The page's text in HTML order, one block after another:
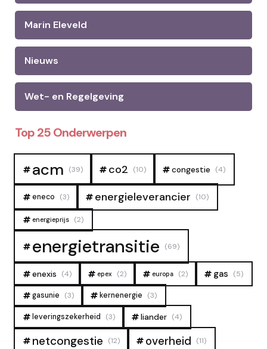
Marin Eleveld
Nieuws
Wet- en Regelgeving
Top 25 Onderwerpen
acm (39) co2 (10) congestie (4)
eneco (3) energieleverancier (10)
energieprijs (2)
energietransitie (69)
enexis (4) epex (2) europa (2) gas (5)
gasunie (3) kernenergie (3)
leveringszekerheid (3) liander (4)
netcongestie (12) overheid (11)